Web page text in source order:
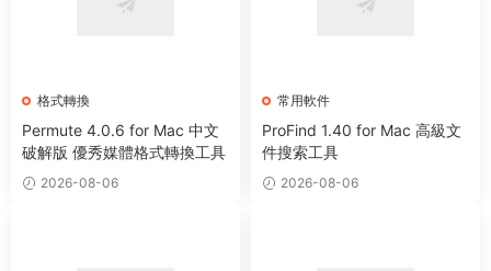
格式轉換
Permute 4.0.6 for Mac 中文
破解版 優秀媒體格式轉換工具
2026-08-06
常用軟件
ProFind 1.40 for Mac 高級文
件搜索工具
2026-08-06